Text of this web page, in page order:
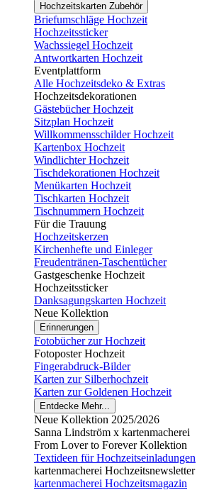
Hochzeitskarten Zubehör
Briefumschläge Hochzeit
Hochzeitssticker
Wachssiegel Hochzeit
Antwortkarten Hochzeit
Eventplattform
Alle Hochzeitsdeko & Extras
Hochzeitsdekorationen
Gästebücher Hochzeit
Sitzplan Hochzeit
Willkommensschilder Hochzeit
Kartenbox Hochzeit
Windlichter Hochzeit
Tischdekorationen Hochzeit
Menükarten Hochzeit
Tischkarten Hochzeit
Tischnummern Hochzeit
Für die Trauung
Hochzeitskerzen
Kirchenhefte und Einleger
Freudentränen-Taschentücher
Gastgeschenke Hochzeit
Hochzeitssticker
Danksagungskarten Hochzeit
Neue Kollektion
Erinnerungen
Fotobücher zur Hochzeit
Fotoposter Hochzeit
Fingerabdruck-Bilder
Karten zur Silberhochzeit
Karten zur Goldenen Hochzeit
Entdecke Mehr...
Neue Kollektion 2025/2026
Sanna Lindström x kartenmacherei
From Lover to Forever Kollektion
Textideen für Hochzeitseinladungen
kartenmacherei Hochzeitsnewsletter
kartenmacherei Hochzeitsmagazin